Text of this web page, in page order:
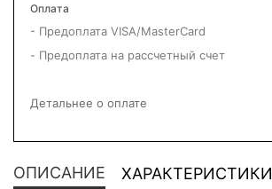
Оплата
- Предоплата VISA/MasterCard
- Предоплата на рассчетный счет
Детальнее о оплате
ОПИСАНИЕ
ХАРАКТЕРИСТИКИ